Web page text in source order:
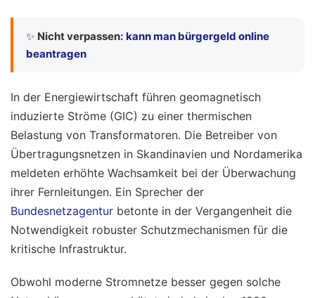
✨ Nicht verpassen: kann man bürgergeld online
beantragen
In der Energiewirtschaft führen geomagnetisch
induzierte Ströme (GIC) zu einer thermischen
Belastung von Transformatoren. Die Betreiber von
Übertragungsnetzen in Skandinavien und Nordamerika
meldeten erhöhte Wachsamkeit bei der Überwachung
ihrer Fernleitungen. Ein Sprecher der
Bundesnetzagentur betonte in der Vergangenheit die
Notwendigkeit robuster Schutzmechanismen für die
kritische Infrastruktur.
Obwohl moderne Stromnetze besser gegen solche